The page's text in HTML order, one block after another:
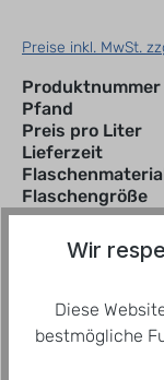
Preise inkl. MwSt.
Produktnummer
Pfand
Preis pro Liter
Lieferzeit
Flaschengröße
Zum
Wir
Diese
bestmögliche